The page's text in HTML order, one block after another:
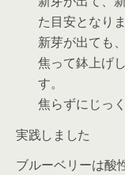
た目安となりま
新芽が出ても
焦って鉢上げ
す。
焦らずにじっ
実践しました
ブルーベリーは酸